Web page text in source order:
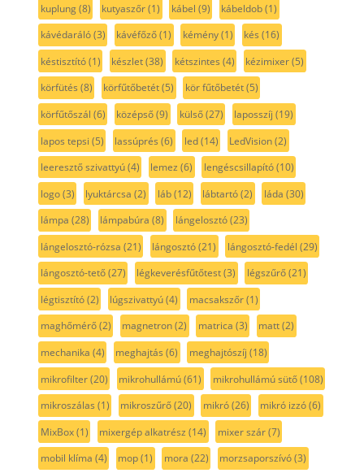
kuplung(8) kutyaszőr(1) kábel (9) kábeldob(1)
kávédaráló(3) kávéfőző(1) kémény(1) kés (16)
késtisztító(1) készlet(38) kétszintes (4) kézimixer(5)
körfütés (8) körfűtőbetét(5) kör fűtőbetét(5)
körfűtőszál (6) középső(9) külső(27) laposszíj (19)
lapos tepsi (5) lassúprés (6) led(14) LedVision(2)
leeresztő szivattyú(4) lemez (6) lengéscsillapító(10)
logo(3) lyuktárcsa (2) láb(12) lábtartó(2) láda (30)
lámpa (28) lámpabúra (8) lángelosztó(23)
lángelosztó-rózsa (21) lángosztó(21) lángosztó-fedél (29)
lángosztó-tető(27) légkeverésfűtőtest(3) légszűrő(21)
légtisztító(2) lúgszivattyú(4) macsakszőr(1)
maghőmérő(2) magnetron(2) matrica (3) matt(2)
mechanika (4) meghajtás (6) meghajtószíj (18)
mikrofilter(20) mikrohullámú(61) mikrohullámú sütő(108)
mikroszálas (1) mikroszűrő(20) mikró(26) mikró izzó(6)
MixBox(1) mixergép alkatrész (14) mixer szár(7)
mobil klíma (4) mop(1) mora (22) morzsaporszívó(3)